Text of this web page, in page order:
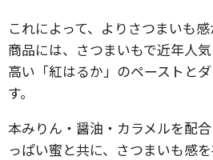
これによって、よりさつまいも
商品には、さつまいもで近年人
高い「紅はるか」のペーストと
す。
本みりん・醤油・カラメルを配
っぱい蜜と共に、さつまいも感